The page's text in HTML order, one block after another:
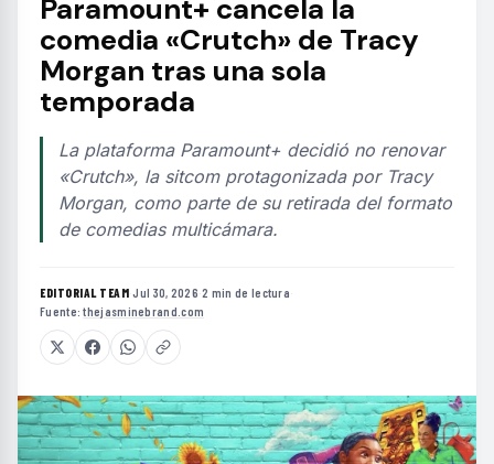
Paramount+ cancela la
comedia «Crutch» de Tracy
Morgan tras una sola
temporada
La plataforma Paramount+ decidió no renovar
«Crutch», la sitcom protagonizada por Tracy
Morgan, como parte de su retirada del formato
de comedias multicámara.
EDITORIAL TEAM·Jul 30, 2026·2 min de lectura·
Fuente:thejasminebrand.com